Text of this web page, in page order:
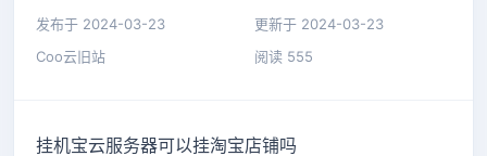
发布于 2024-03-23
更新于 2024-03-23
Coo云旧站
阅读 555
挂机宝云服务器可以挂淘宝店铺吗